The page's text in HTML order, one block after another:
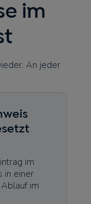
im
An jeder
im
in einer
im